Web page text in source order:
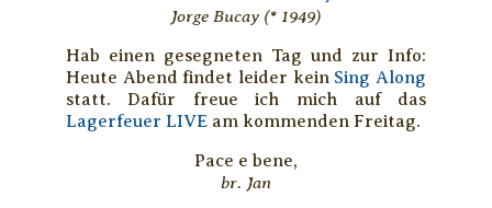
Jorge Bucay (* 1949)
Hab einen gesegneten Tag und zur Info:
Heute Abend findet leider kein Sing Along
statt. Dafür freue ich mich auf das
Lagerfeuer LIVEam kommenden Freitag.
Pace e bene,
br. Jan